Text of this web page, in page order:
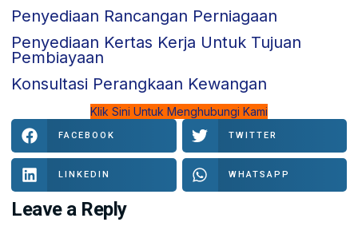
Penyediaan Rancangan Perniagaan
Penyediaan Kertas Kerja Untuk Tujuan
Pembiayaan
Konsultasi Perangkaan Kewangan
Klik Sini Untuk Menghubungi Kami
FACEBOOK TWITTER
LINKEDIN WHATSAPP
Leave a Reply